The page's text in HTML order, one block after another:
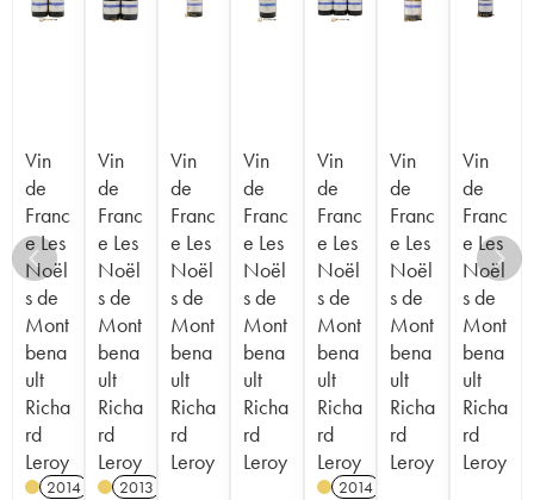
Vin
de
Franc
e Les
Noël
s de
Mont
bena
ult
Richa
rd
Leroy
2014 AK
Vin
de
Franc
e Les
Noël
s de
Mont
bena
ult
Richa
rd
Leroy
2013
Vin
de
Franc
e Les
Noël
s de
Mont
bena
ult
Richa
rd
Leroy
Vin
de
Franc
e Les
Noël
s de
Mont
bena
ult
Richa
rd
Leroy
Vin
de
Franc
e Les
Noël
s de
Mont
bena
ult
Richa
rd
Leroy
2014
Vin
de
Franc
e Les
Noël
s de
Mont
bena
ult
Richa
rd
Leroy
Vin
de
Franc
e Les
Noël
s de
Mont
bena
ult
Richa
rd
Leroy